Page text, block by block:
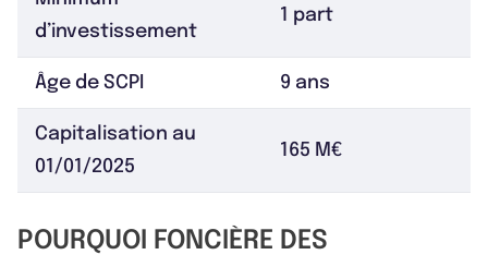
d’investissement
1 part
Âge de SCPI 9 ans
Capitalisation au
01/01/2025
165 M€
POURQUOI FONCIÈRE DES